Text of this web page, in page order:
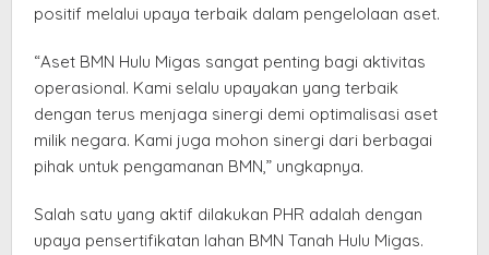
positif melalui upaya terbaik dalam pengelolaan aset.
“Aset BMN Hulu Migas sangat penting bagi aktivitas
operasional. Kami selalu upayakan yang terbaik
dengan terus menjaga sinergi demi optimalisasi aset
milik negara. Kami juga mohon sinergi dari berbagai
pihak untuk pengamanan BMN,” ungkapnya.
Salah satu yang aktif dilakukan PHR adalah dengan
upaya pensertifikatan lahan BMN Tanah Hulu Migas.